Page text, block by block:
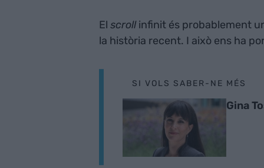
El scrollinfinit és probablement
la història recent. I això ens ha
SI VOLS SABER-NE MÉS
Gina